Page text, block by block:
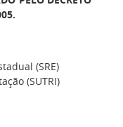
(SRE)
(SUTRI)